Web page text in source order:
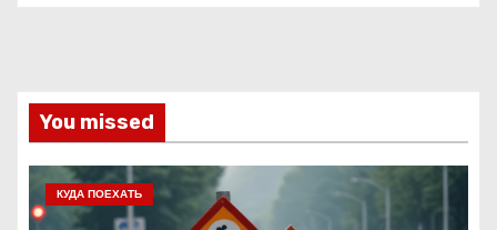
You missed
КУДА ПОЕХАТЬ